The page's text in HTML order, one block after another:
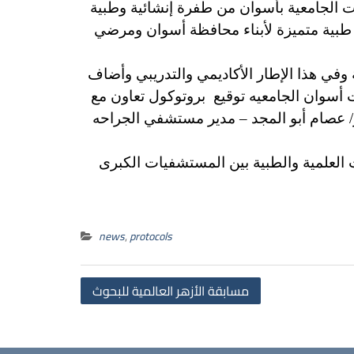
بأسوان من طفرة إنشائية وطبية
متميزة لأبناء محافظة أسوان ومرضي
هذا الإطار الأكاديمي والتدريبي وأضاف
الجامعيه توقيع بروتوكول تعاون مع
عصام أبو المجد – مدير مستشفي الجراحه
والطبية بين المستشفيات الكبرى
news,protocols
مسابقة الأزهر العالمية للبحوث